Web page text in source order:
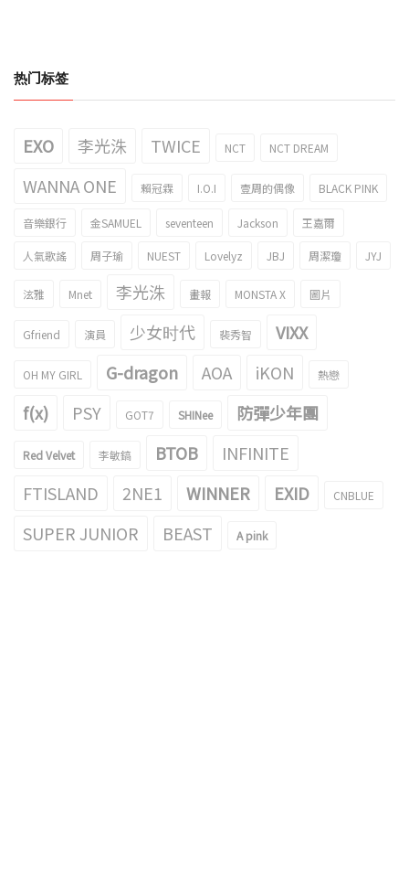
热门标签
EXO 李光洙 TWICE NCT NCT DREAM
WANNA ONE 賴冠霖 I.O.I 壹周的偶像 BLACK PINK
音樂銀行 金SAMUEL seventeen Jackson 王嘉爾
人氣歌謠 周子瑜 NUEST Lovelyz JBJ 周潔瓊 JYJ
泫雅 Mnet 李光洙 畫報 MONSTA X 圖片
Gfriend 演員 少女时代 裴秀智 VIXX
OH MY GIRL G-dragon AOA iKON 熱戀
f(x) PSY GOT7 SHINee 防彈少年團
Red Velvet 李敏鎬 BTOB
INFINITE
FTISLAND
2NE1 WINNER EXID CNBLUE
SUPER JUNIOR BEAST A pink